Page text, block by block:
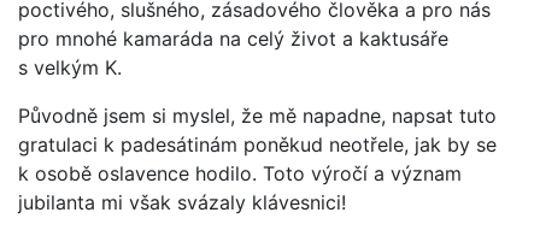
poctivého, slušného, zásadového člověka a pro nás
pro mnohé kamaráda na celý život a kaktusáře
s velkým K.
Původně jsem si myslel, že mě napadne, napsat tuto
gratulaci k padesátinám poněkud neotřele, jak by se
k osobě oslavence hodilo. Toto výročí a význam
jubilanta mi však svázaly klávesnici!